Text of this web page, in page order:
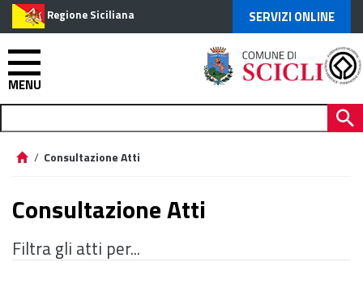
Regione Siciliana SERVIZI ONLINE
MENU
/ Consultazione Atti
Consultazione Atti
Filtra gli atti per...